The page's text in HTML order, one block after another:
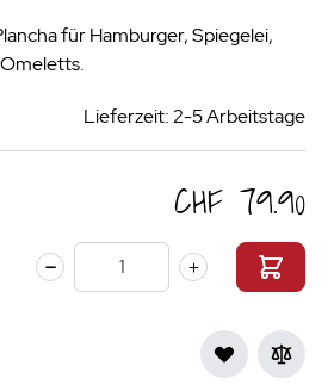
für Hamburger, Spiegelei,
Lieferzeit: 2-5 Arbeitstage
CHF 79.90
Menge